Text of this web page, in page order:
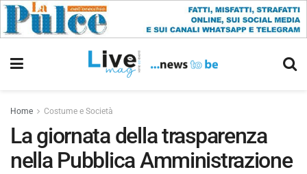
Home Costume e Società
La giornata della trasparenza
nella Pubblica Amministrazione